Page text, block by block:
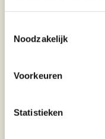
Noodzakelijk
Voorkeuren
Statistieken
goed bij!